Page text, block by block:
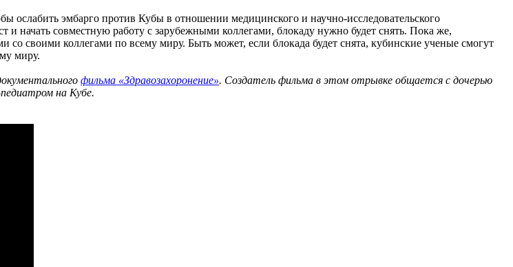
эмбарго против Кубы в отношении медицинского и научно-исследовательского
и начать совместную работу с зарубежными коллегами, блокаду нужно будет снять. Пока же,
своими коллегами по всему миру. Быть может, если блокада будет снята, кубинские ученые смогут
миру.
фильма «Здравозахоронение». Создатель фильма в этом отрывке общается с дочерью
на Кубе.